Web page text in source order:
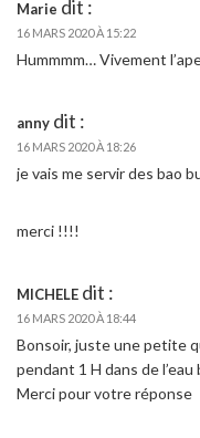
Marie dit :
16 MARS 2020 À 15:22
Hummmm… Vivement
anny dit :
16 MARS 2020 À 18:26
je vais me servir des bao
merci !!!!
MICHELE dit :
16 MARS 2020 À 18:44
Bonsoir, juste une petite
pendant 1 H dans de
Merci pour votre réponse